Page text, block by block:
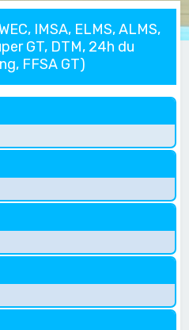
IMSA, ELMS, ALMS,
GT, DTM, 24h du
FFSA GT)